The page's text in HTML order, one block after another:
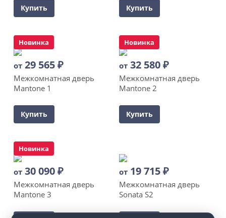
Купить Купить
Новинка
от 29 565₽
Межкомнатная дверь
Mantone 1
Купить
Новинка
от 32 580₽
Межкомнатная дверь
Mantone 2
Купить
Новинка
от 30 090₽
Межкомнатная дверь
Mantone 3
от 19 715₽
Межкомнатная дверь
Sonata S2